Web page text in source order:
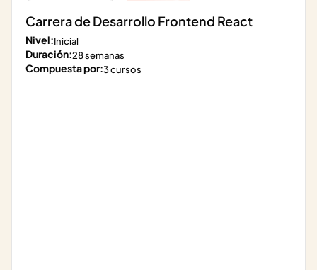
Carrera de Desarrollo Frontend React
Nivel:Inicial
Duración:28 semanas
Compuesta por:3 cursos